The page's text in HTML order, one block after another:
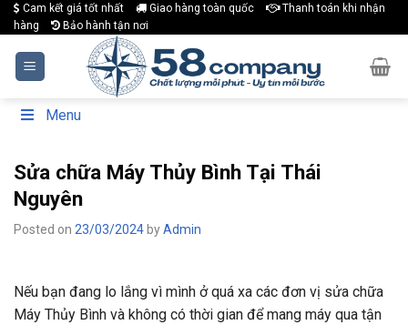
Skip
to
content
Cam kết giá tốt nhất Giao hàng toàn quốc
Thanh toán khi nhận
hàng
Bảo hành tận nơi
Menu
Sửa chữa Máy Thủy Bình Tại Thái
Nguyên
Posted on 23/03/2024 byAdmin
Nếu bạn đang lo lắng vì mình ở quá xa các đơn vị sửa chữa
Máy Thủy Bình và không có thời gian để mang máy qua tận